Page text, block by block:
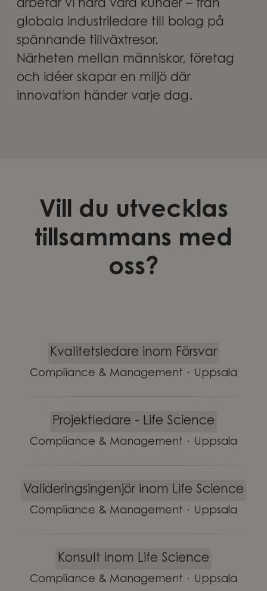
arbetar vi nära våra kunder – från
globala industriledare till bolag på
spännande tillväxtresor.
Närheten mellan människor, företag
och idéer skapar en miljö där
innovation händer varje dag.
Vill du utvecklas
tillsammans med
oss?
Kvalitetsledare inom Försvar
Compliance & Management · Uppsala
Projektledare - Life Science
Compliance & Management · Uppsala
Valideringsingenjör inom Life Science
Compliance & Management · Uppsala
Konsult inom Life Science
Compliance & Management · Uppsala